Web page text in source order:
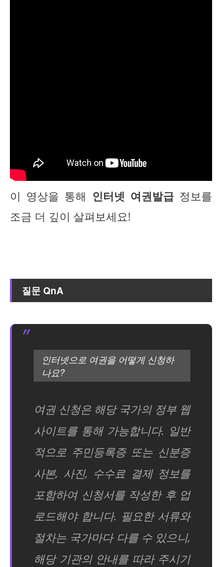
이 영상을 통해 인터넷 여권발급정보를
조금 더 깊이 살펴보세요!
질문 QnA
인터넷으로 여권을 어떻게 신청하
나요?
여권 신청은 해당 국가의 정부 웹
사이트를 통해 가능합니다. 일반
적으로 주민등록증 또는 신분증
사본, 사진, 수수료 결제 정보를
포함하여 신청서를 작성한 후 업
로드해야 합니다. 필요한 서류와
절차는 국가마다 다를 수 있으니,
해당 기관의 안내를 따라 주시기